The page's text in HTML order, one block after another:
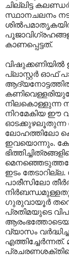
ചില്ലിട്ട
സ്ഥാനചലനം
കാണപ്പെട്ടത്‌.
വിഷുക്കണിയില്‍
പ്ലാസ്റ്റര്‍ ഓഫ്‌
ആദ്യനോട്ടത്തില്‍
നിലകൊള്ളുന്ന
നിറമേകിയ ഈ
ഓടക്കുഴലൂതുന്ന
ലോഹത്തിലോ
ഇവയൊന്നും.
ഇടം
പാരീസിലോ
ഗുരുവായൂര്‍
പ്രതിമയുടെ
വ്യാസം